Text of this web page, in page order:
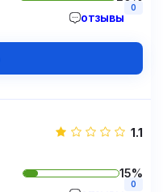
отзывы
0
1.1
15%
0